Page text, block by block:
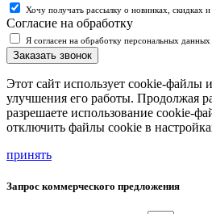
Хочу получать рассылку о новинках, скидках
Согласие на обработку
Я согласен на обработку персональных данных
Заказать звонок
Этот сайт использует cookie-файлы
улучшения его работы. Продолжая
разрешаете использование cookie-
отключить файлы cookie в
принять
Запрос коммерческого предложения